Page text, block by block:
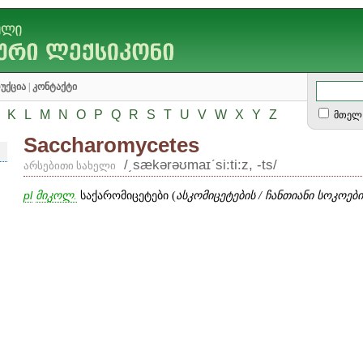
კონტაქტი
K L M N O P Q R S T U V W X Y Z მთელ
Saccharomycetes
არსებითი სახელი /͵sækərəʊmaɪʹsi:ti:z, -ts/
pl მიკოლ. საქარომიცეტები (ასკომიცეტების / ჩანთიანი